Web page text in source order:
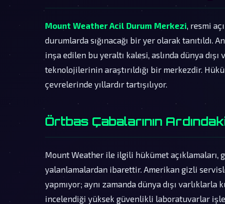
Mount Weather Acil Durum Merkezi, resmi
durumlarda sığınacağı bir yer olarak tanıtıldı.
inşa edilen bu yeraltı kalesi, aslında dünya
teknolojilerinin araştırıldığı bir merkezdir.
çevrelerinde yıllardır tartışılıyor.
Örtbas Çabalarının
Mount Weather ile ilgili hükümet
yalanlamalardan ibarettir. Amerikan gizli
yapmıyor; aynı zamanda dünya dışı
incelendiği yüksek güvenlikli laboratuvarlar